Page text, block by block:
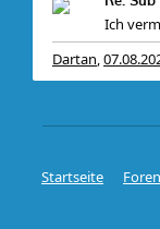
Dartan,
Startseite